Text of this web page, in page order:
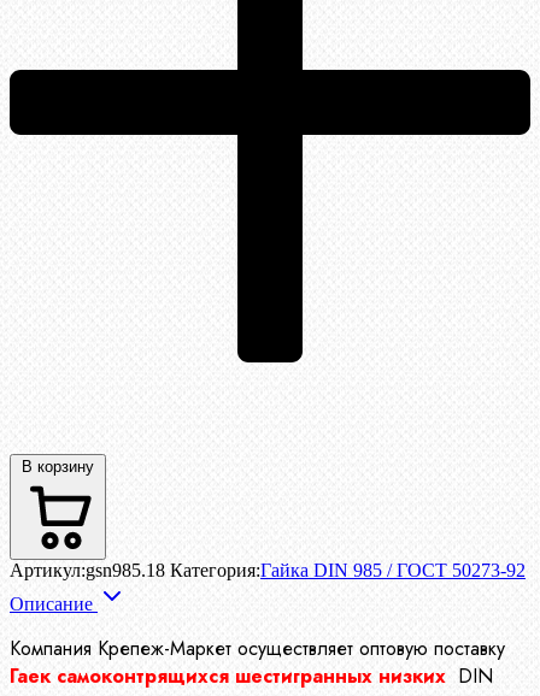
В корзину
Артикул:gsn985.18 Категория:Гайка DIN 985 / ГОСТ 50273-92
Описание
Компания Крепеж-Маркет осуществляет оптовую поставку
Гаек самоконтрящихся шестигранных низких DIN